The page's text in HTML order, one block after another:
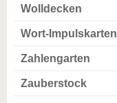
Wolldecken
Wort-Impulskarten
Zahlengarten
Zauberstock